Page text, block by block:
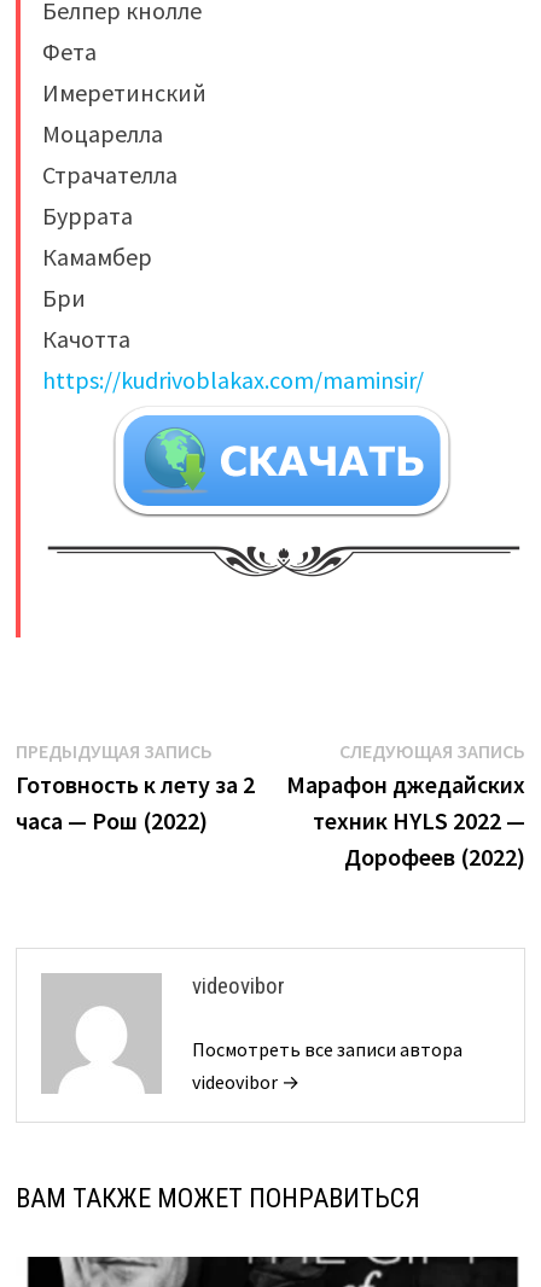
Белпер кнолле
Фета
Имеретинский
Моцарелла
Страчателла
Буррата
Камамбер
Бри
Качотта
https://kudrivoblakax.com/maminsir/
Навигация
по
записям
ПРЕДЫДУЩАЯ ЗАПИСЬПредыдущая
запись:
Готовность к лету за 2
часа — Рош (2022)
СЛЕДУЮЩАЯ ЗАПИСЬ
Марафон джедайских
техник HYLS 2022 —
Дорофеев (2022)
videovibor
Посмотреть все записи автора
videovibor →
ВАМ ТАКЖЕ МОЖЕТ ПОНРАВИТЬСЯ